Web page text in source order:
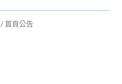
/ 首頁公告